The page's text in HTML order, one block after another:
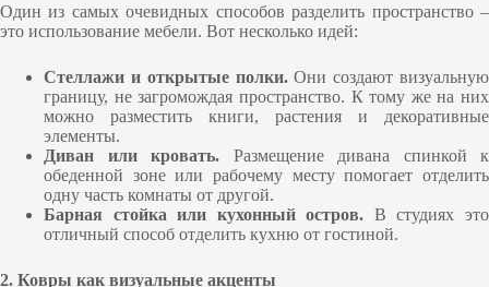
Один из самых очевидных способов разделить пространство –
это использование мебели. Вот несколько идей:
Стеллажи и открытые полки.Они создают визуальную
границу, не загромождая пространство. К тому же на них
можно разместить книги, растения и декоративные
элементы.
Диван или кровать. Размещение дивана спинкой к
обеденной зоне или рабочему месту помогает отделить
одну часть комнаты от другой.
Барная стойка или кухонный остров. В студиях это
отличный способ отделить кухню от гостиной.
2. Ковры как визуальные акценты